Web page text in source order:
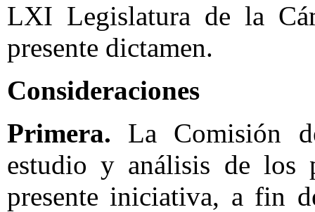
LXI Legislatura de la
presente dictamen.
Consideraciones
Primera. La Comisión
estudio y análisis de los
presente iniciativa, a fin